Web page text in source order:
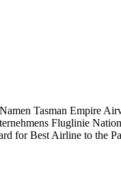
Tasman Empire
Fluglinie
for Best Airline to the